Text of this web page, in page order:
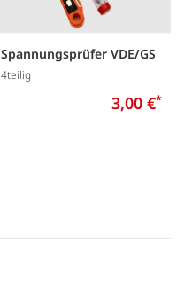
Spannungsprüfer VDE/GS
4teilig
3,00 €*